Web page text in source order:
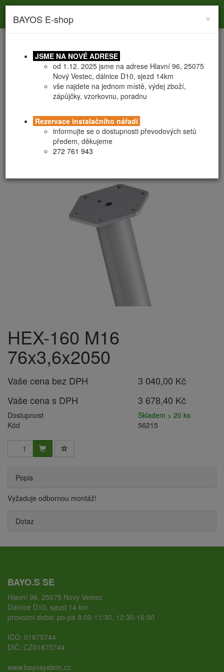
navigation
PROFI vruty fixní HEX-160 M16 76x3,6x2050
HEX-160 M16
76x3,6x2050
Vaše cena bez DPH
3 040,00 Kč
Vaše cena s DPH
3 678,40 Kč
Dostupnost
Skladem > 20 ks
Kód
56215
Popis
Vyžaduje odbornou montáž!
Dotaz
BAYO.S SE
Hlavní 96, 25075 Nový Vestec
Dálnice D10, sjezd 14 km
provozní doba: po-pá 8:00-11:30, 12:30-16:00
IČO: 01875744
DIČ: CZ01875744
www.bayosystem.cz
×
BAYOS E-shop
JSME NA NOVÉ ADRESE
od 1.12. 2025 jsme na adrese Hlavní 96, 25075
Nový Vestec, dálnice D10, sjezd 14km
vše najdete na jednom místě, výdej zboží,
zápůjčky, vzorkovnu, poradnu
Rezervace instalačního nářadí
informujte se o dostupnosti převodových setů
předem, děkujeme
272 761 943